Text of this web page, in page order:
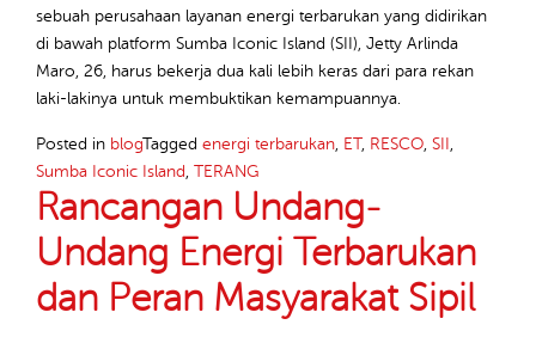
sebuah perusahaan layanan energi terbarukan yang didirikan
di bawah platform Sumba Iconic Island (SII), Jetty Arlinda
Maro, 26, harus bekerja dua kali lebih keras dari para rekan
laki-lakinya untuk membuktikan kemampuannya.
Posted in blogTagged energi terbarukan ET, RESCO SII
Sumba Iconic Island TERANG
Rancangan Undang-
Undang Energi Terbarukan
dan Peran Masyarakat Sipil